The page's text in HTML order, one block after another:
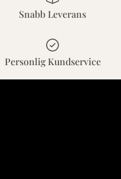
Snabb Leverans
Personlig Kundservice